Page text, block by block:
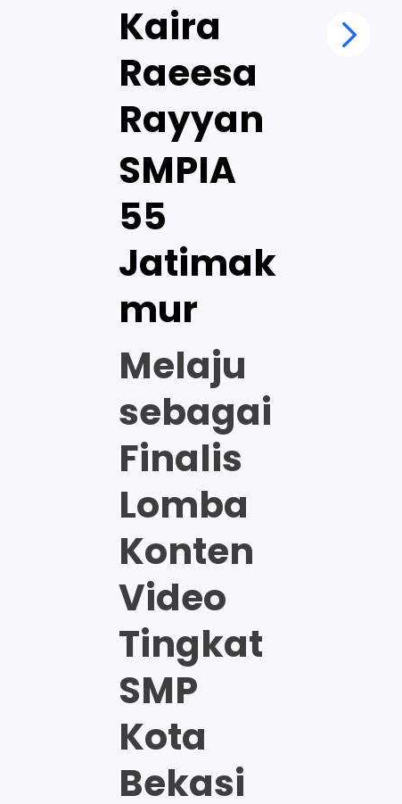
Kaira
Raeesa
Rayyan
SMPIA
55
Jatimak
mur
Melaju
sebagai
Finalis
Lomba
Konten
Video
Tingkat
SMP
Kota
Bekasi